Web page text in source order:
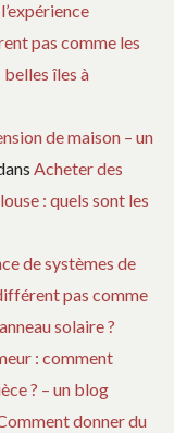
pas comme les
belles îles à
de maison – un
Acheter des
: quels sont les
de systèmes de
pas comme
solaire ?
: comment
? – un blog
donner du